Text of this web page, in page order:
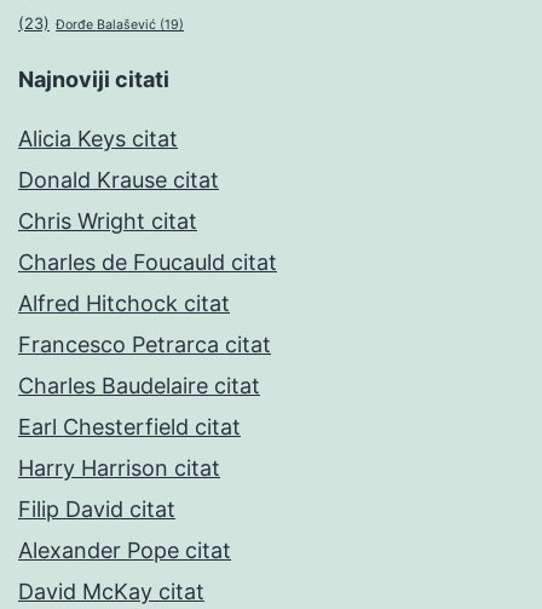
(23) Đorđe Balašević (19)
Najnoviji citati
Alicia Keys citat
Donald Krause citat
Chris Wright citat
Charles de Foucauld citat
Alfred Hitchock citat
Francesco Petrarca citat
Charles Baudelaire citat
Earl Chesterfield citat
Harry Harrison citat
Filip David citat
Alexander Pope citat
David McKay citat